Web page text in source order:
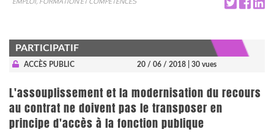
PARTICIPATIF
ACCÈS PUBLIC 20 / 06 / 2018 | 30 vues
L'assouplissement et la modernisation du recours
au contrat ne doivent pas le transposer en
principe d'accès à la fonction publique